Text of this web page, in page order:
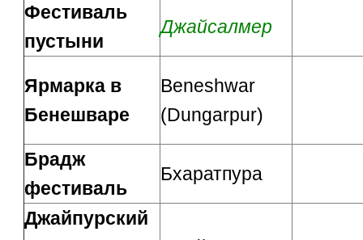
Фестиваль
пустыни
Джайсалмер
Ярмарка в
Бенешваре
Beneshwar
(Dungarpur)
Брадж
фестиваль
Бхаратпура
Джайпурский